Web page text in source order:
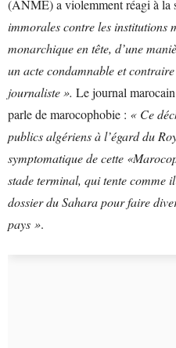
(ANME) a violemment réagi à la
immorales contre les institutions
monarchique en tête, d’une
un acte condamnable et
journaliste ». Le journal marocain
parle de marocophobie : « Ce
publics algériens à l’égard du
symptomatique de cette
stade terminal, qui tente comme
dossier du Sahara pour faire
pays ».